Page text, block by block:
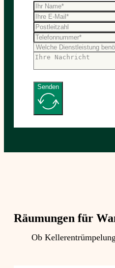
Senden
Räumungen für
Ob